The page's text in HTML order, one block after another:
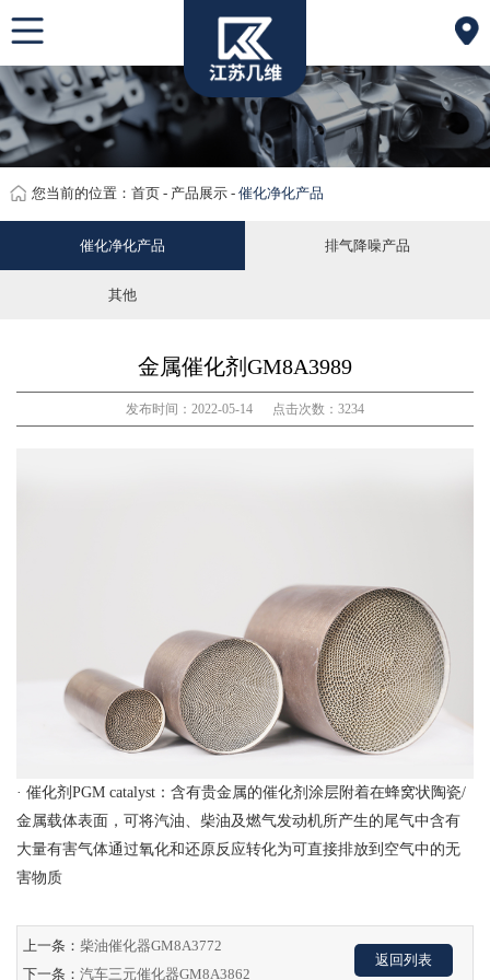
网站首页
关于我们
产品展示
应用场景
产品原理
您当前的位置： 首页 - 产品展示- 催化净化产品
催化净化产品 排气降噪产品
其他
金属催化剂GM8A3989
发布时间：2022-05-14 点击次数：3234
· 催化剂PGM catalyst：含有贵金属的催化剂涂层附着在蜂窝状陶瓷/
金属载体表面，可将汽油、柴油及燃气发动机所产生的尾气中含有
大量有害气体通过氧化和还原反应转化为可直接排放到空气中的无
害物质
上一条： 柴油催化器GM8A3772
下一条： 汽车三元催化器GM8A3862
返回列表